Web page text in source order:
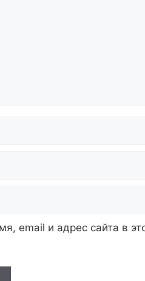
email и адрес сайта в